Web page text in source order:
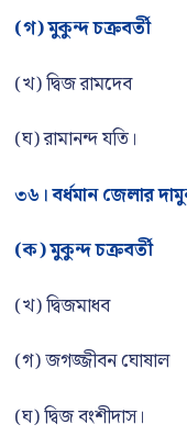
(গ) মুকুন্দ চক্রবর্তী
(খ) দ্বিজ রামদেব
(ঘ) রামানন্দ যতি।
৩৬। বর্ধমান জেলার
(ক) মুকুন্দ চক্রবর্তী
(খ) দ্বিজমাধব
(গ) জগজ্জীবন ঘোষাল
(ঘ) দ্বিজ বংশীদাস।